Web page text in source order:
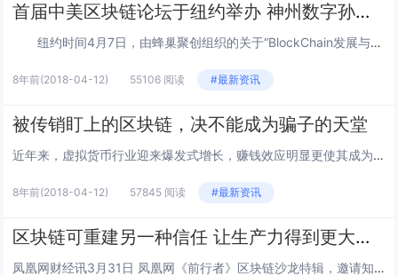
首届中美区块链论坛于纽约举办 神州数字孙茳涛受邀参会
纽约时间4月7日，由蜂巢聚创组织的关于“BlockChain发展与前瞻”的区块链基础普及和专家研讨结合型会议，在纽约Microsoft时代广场会议室举办。资深区块链投资人、神州数字(08255.HK)CEO孙茳涛先生受邀参加此次论坛，与...
8年前(2018-04-12) 55106 阅读 #最新资讯
被传销盯上的区块链，决不能成为骗子的天堂
近年来，虚拟货币行业迎来爆发式增长，赚钱效应明显更使其成为各大投资机构的“新宠”。在行业野蛮生长之下，市场上也涌现出了一大批披着区块链、虚拟货币外衣，实际上开展非法传销的团队，并使投资者遭受了巨大损失。传销币“浑水摸鱼”据了解，近日，智慧链...
8年前(2018-04-12) 57845 阅读 #最新资讯
区块链可重建另一种信任 让生产力得到更大发展
凤凰网财经讯3月31日 凤凰网《前行者》区块链沙龙特辑，邀请知名财经自媒体大V路财主、光华管理学院金融系教授、系主任刘晓蕾、博晨副总裁窦佳丽和比特币披萨创始人、波场(TRON)前COO、麦奇首席战略官刘明一起探讨区块链与社会焦虑问题。凤凰网...